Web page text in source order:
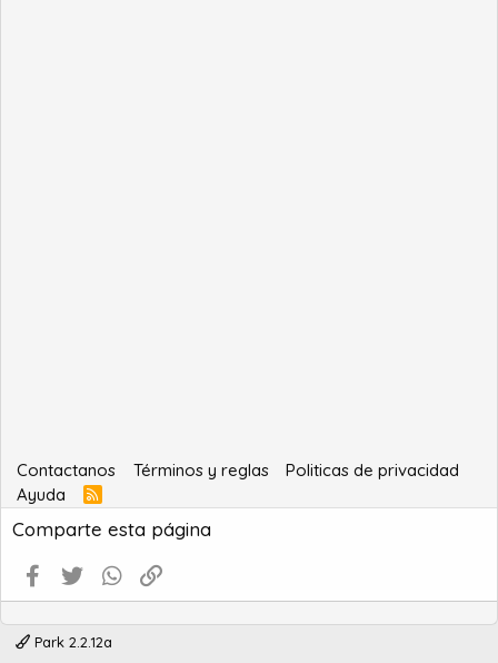
Contactanos Términos y reglas
Politicas de privacidad
Ayuda
R
S
S
Comparte esta página
Facebook
Twitter WhatsApp
Park 2.2.12a